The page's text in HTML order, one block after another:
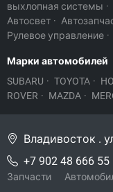
выхлопная системы ·
Автосвет ·
Рулевое управление ·
Марки автомобилей
SUBARU · TOYOTA ·
ROVER · MAZDA ·
Владивосток .
+7 902 48 666 55
Запчасти